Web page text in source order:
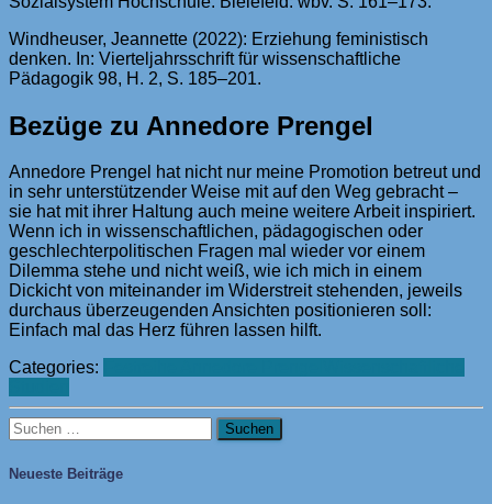
Windheuser, Jeannette (2022): Erziehung feministisch
denken. In: Vierteljahrsschrift für wissenschaftliche
Pädagogik 98, H. 2, S. 185–201.
Bezüge zu Annedore Prengel
Annedore Prengel hat nicht nur meine Promotion betreut und
in sehr unterstützender Weise mit auf den Weg gebracht –
sie hat mit ihrer Haltung auch meine weitere Arbeit inspiriert.
Wenn ich in wissenschaftlichen, pädagogischen oder
geschlechterpolitischen Fragen mal wieder vor einem
Dilemma stehe und nicht weiß, wie ich mich in einem
Dickicht von miteinander im Widerstreit stehenden, jeweils
durchaus überzeugenden Ansichten positionieren soll:
Einfach mal das Herz führen lassen hilft.
Categories:
Suchen
nach:
Neueste Beiträge